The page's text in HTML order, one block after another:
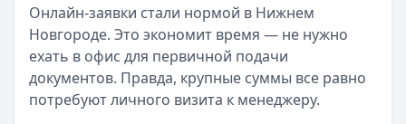
Кратко:
Если у вас возникли сложности с выплатой
Опубликовано:
2 сентября 2025 г.
Категория:
Кредиты
Читать новость
«Период охлаждения» по кредитам: что изменится с 1
Кратко:Новый закон вводит обязательную паузу
Онлайн-заявки стали нормой в Нижнем
Новгороде. Это экономит время — не нужно
ехать в офис для первичной подачи
документов. Правда, крупные суммы все равно
потребуют личного визита к менеджеру.